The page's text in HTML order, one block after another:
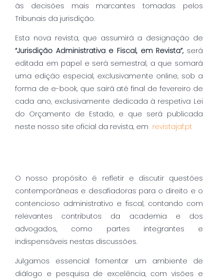
às decisões mais marcantes tomadas pelos
Tribunais da jurisdição.
Esta nova revista, que assumirá a designação de
“Jurisdição Administrativa e Fiscal, em Revista”, será
editada em papel e será semestral, a que somará
uma edição especial, exclusivamente online, sob a
forma de e-book, que sairá até final de fevereiro de
cada ano, exclusivamente dedicada à respetiva Lei
do Orçamento de Estado, e que será publicada
neste nosso site oficial da revista, em revistajaf.pt
O nosso propósito é refletir e discutir questões
contemporâneas e desafiadoras para o direito e o
contencioso administrativo e fiscal, contando com
relevantes contributos da academia e dos
advogados, como partes integrantes e
indispensáveis nestas discussões.
Julgamos essencial fomentar um ambiente de
diálogo e pesquisa de excelência, com visões e